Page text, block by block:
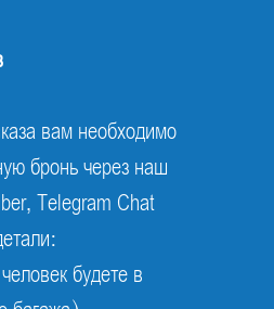
вам необходимо
бронь через наш
Telegram Chat
будете в